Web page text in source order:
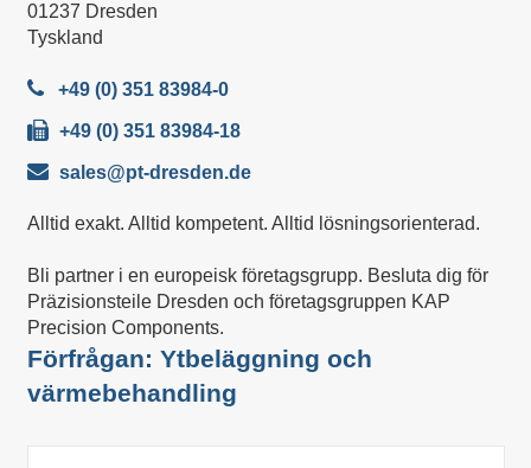
01237 Dresden
Tyskland
+49 (0) 351 83984-0
+49 (0) 351 83984-18
sales@pt-dresden.de
Alltid exakt. Alltid kompetent. Alltid lösningsorienterad.
Bli partner i en europeisk företagsgrupp. Besluta dig för
Präzisionsteile Dresden och företagsgruppen KAP
Precision Components.
Förfrågan: Ytbeläggning och
värmebehandling